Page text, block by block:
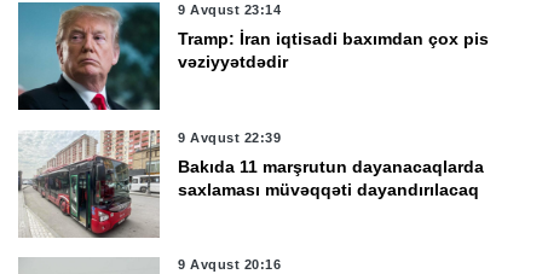
9 Avqust 23:14
Tramp: İran iqtisadi baxımdan çox pis
vəziyyətdədir
9 Avqust 22:39
Bakıda 11 marşrutun dayanacaqlarda
saxlaması müvəqqəti dayandırılacaq
9 Avqust 20:16